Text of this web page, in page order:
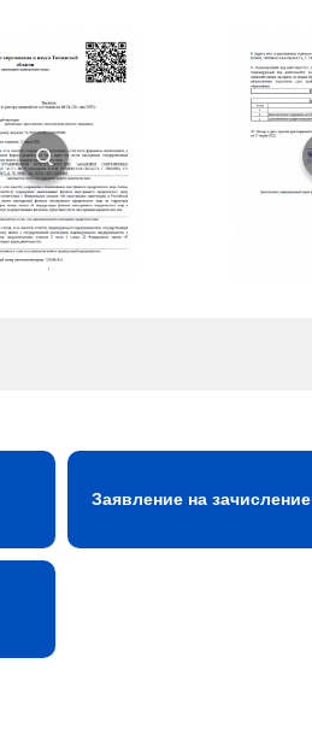
Заявление на зачисление